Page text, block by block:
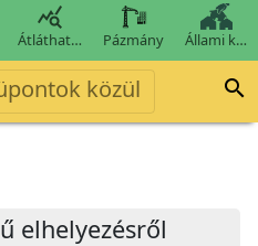

Átláthat… Pázmány Állami k…
közül 
elhelyezésről